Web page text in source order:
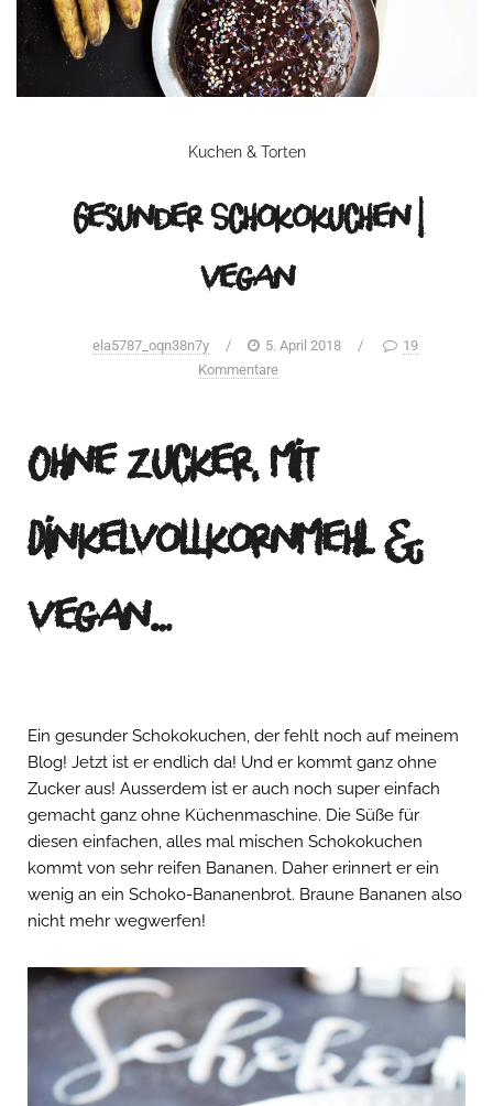
Kuchen & Torten
Gesunder Schokokuchen |
vegan
ela5787_oqn38n7y / 5. April 2018 /
19
Kommentare
Ohne Zucker, mit
Dinkelvollkornmehl &
vegan…
Ein gesunder Schokokuchen, der fehlt noch auf meinem
Blog! Jetzt ist er endlich da! Und er kommt ganz ohne
Zucker aus! Ausserdem ist er auch noch super einfach
gemacht ganz ohne Küchenmaschine. Die Süße für
diesen einfachen, alles mal mischen Schokokuchen
kommt von sehr reifen Bananen. Daher erinnert er ein
wenig an ein Schoko-Bananenbrot. Braune Bananen also
nicht mehr wegwerfen!